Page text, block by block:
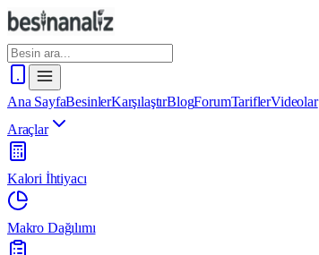
Ana SayfaBesinlerKarşılaştırBlogForumTariflerVideolar
Araçlar
Kalori İhtiyacı
Makro Dağılımı